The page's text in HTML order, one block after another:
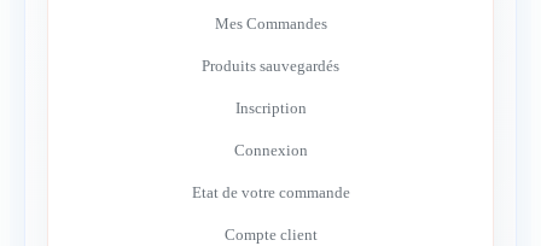
Mes Commandes
Produits sauvegardés
Inscription
Connexion
Etat de votre commande
Compte client